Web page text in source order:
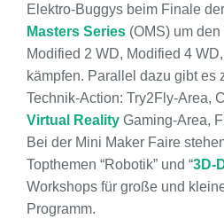
Elektro-Buggys beim Finale der
Masters Series (OMS) um
Modified 2 WD, Modified 4
kämpfen. Parallel dazu gibt es
Technik-Action: Try2Fly-Area,
Virtual Reality Gaming-Area,
Bei der Mini Maker Faire
Topthemen “Robotik” und “3D-
Workshops für große und
Programm.